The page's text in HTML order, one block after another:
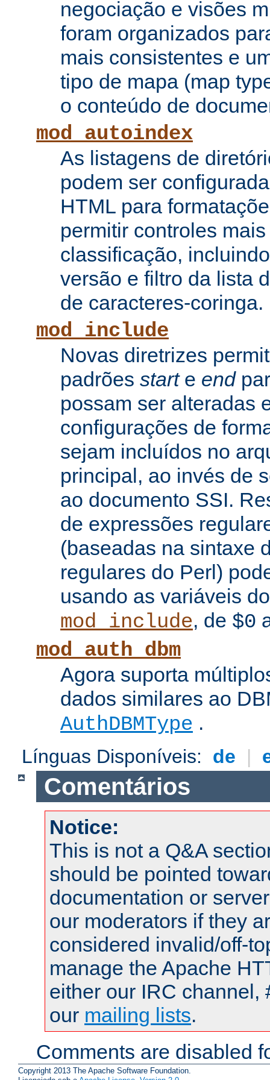
negociação e visões
foram organizados
mais consistentes e
tipo de mapa (map
o conteúdo de
mod_autoindex
As listagens de
podem ser
HTML para
permitir controles
classificação,
versão e filtro da lista
de caracteres-coringa.
mod_include
Novas diretrizes
padrões starte end
possam ser alteradas
configurações de
sejam incluídos no
principal, ao invés de
ao documento SSI.
de expressões
(baseadas na sintaxe
regulares do Perl)
usando as variáveis
mod_include, de $0
mod_auth_dbm
Agora suporta
dados similares ao
AuthDBMType .
Línguas Disponíveis: de |
Comentários
Notice:
This is not a Q&A
should be pointed
documentation or
our moderators if they
considered invalid/off-
manage the Apache
either our IRC channel,
our mailing lists.
Comments are disabled
Copyright 2013 The Apache Software Foundation.